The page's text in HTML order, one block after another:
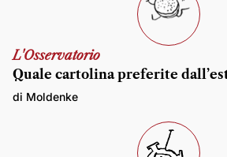
L'Osservatorio
Quale cartolina preferite
di Moldenke